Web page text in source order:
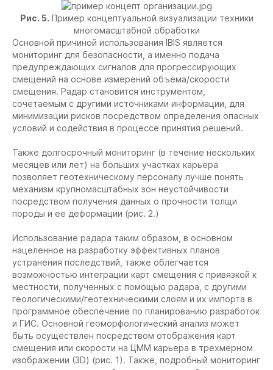
Рис. 5. Пример концептуальной визуализации техники
многомасштабной обработки
Основной причиной использования IBIS является
мониторинг для безопасности, а именно подача
предупреждающих сигналов для прогрессирующих
смещений на основе измерений объема/скорости
смещения. Радар становится инструментом,
сочетаемым с другими источниками информации, для
минимизации рисков посредством определения опасных
условий и содействия в процессе принятия решений.
Также долгосрочный мониторинг (в течение нескольких
месяцев или лет) на больших участках карьера
позволяет геотехническому персоналу лучше понять
механизм крупномасштабных зон неустойчивости
посредством получения данных о прочности толщи
породы и ее деформации (рис. 2.)
Использование радара таким образом, в основном
нацеленное на разработку эффективных планов
устранения последствий, также облегчается
возможностью интеграции карт смещения с привязкой к
местности, полученных с помощью радара, с другими
геологическими/геотехническими слоям и их импорта в
программное обеспечение по планированию разработок
и ГИС. Основной геоморфологический анализ может
быть осуществлен посредством отображения карт
смещения или скорости на ЦММ карьера в трехмерном
изображении (3D) (рис. 1). Также, подробный мониторинг